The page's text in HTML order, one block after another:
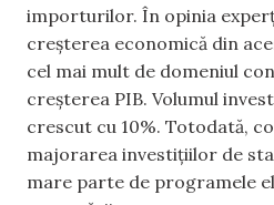
importurilor. În opinia
creșterea economică din
cel mai mult de domeniul
creșterea PIB. Volumul
crescut cu 10%. Totodată,
majorarea investițiilor de
mare parte de programele